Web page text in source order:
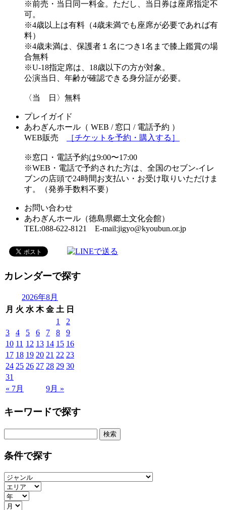
※前売・当日同一料金。ただし、当日券は座席指定不
可。
※4歳以上は有料（4歳未満でも座席が必要であれば有
料）
※4歳未満は、保護者１名につき1名まで膝上鑑賞の場
合無料
※U-18指定席は、18歳以下の方が対象。
公演当日、年齢が確認できる身分証が必要。
〈当 日〉無料
プレイガイド
あわぎんホール（ WEB / 窓口 / 電話予約 ）
WEB販売
［チケットを予約・購入する］
※窓口・電話予約は9:00〜17:00
※WEB・電話で予約された方は、全国のセブン-イレ
ブンの店頭で24時間お支払い・お受け取りいただけま
す。（発券手数料不要）
お問い合わせ
あわぎんホール（徳島県郷土文化会館）
TEL:088-622-8121 E-mail:jigyo@kyoubun.or.jp
カレンダーで探す
2026年8月
月 火 水 木 金 土 日
« 7月 9月 »
1
2
3
4 5 6 7 8
9
10 11 12 13 14 15 16
17 18 19 20 21 22 23
24 25 26 27 28 29 30
31
キーワードで探す
条件で探す